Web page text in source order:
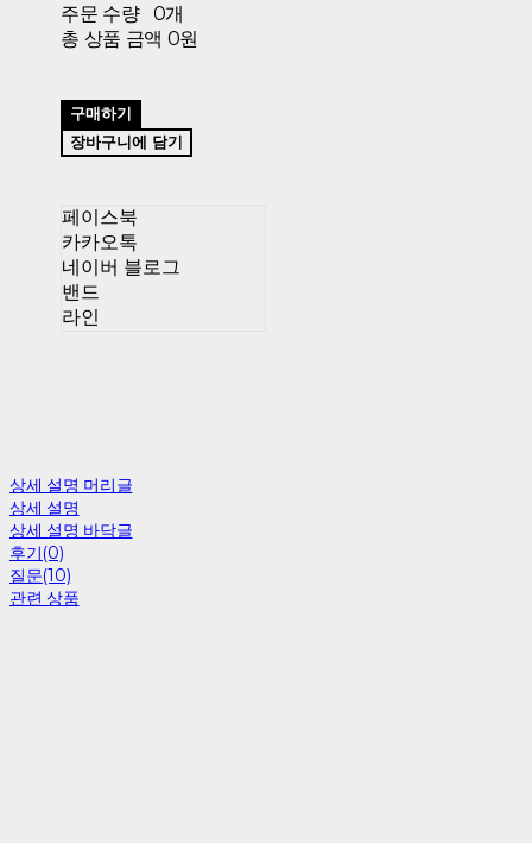
주문 수량
0개
총 상품 금액 0원
구매하기
장바구니에 담기
페이스북
카카오톡
네이버 블로그
밴드
라인
상세 설명 머리글
상세 설명
상세 설명 바닥글
후기(0)
질문(10)
관련 상품